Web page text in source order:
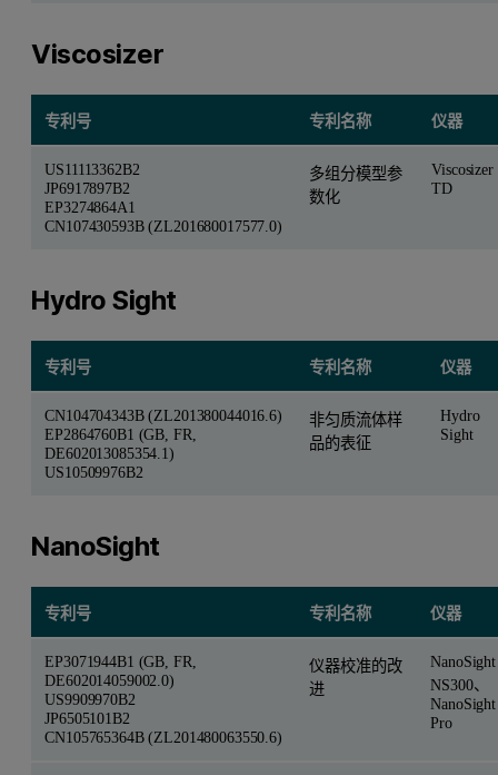
Viscosizer
专利号 专利名称 仪器
US11113362B2
JP6917897B2
EP3274864A1
CN107430593B (ZL201680017577.0)
多组分模型参
数化
Viscosizer
TD
Hydro Sight
专利号 专利名称 仪器
CN104704343B (ZL201380044016.6)
EP2864760B1 (GB, FR,
DE602013085354.1)
US10509976B2
非匀质流体样
品的表征
Hydro
Sight
NanoSight
专利号 专利名称 仪器
EP3071944B1 (GB, FR,
DE602014059002.0)
US9909970B2
JP6505101B2
CN105765364B (ZL201480063550.6)
仪器校准的改
进
NanoSight
NS300、
NanoSight
Pro